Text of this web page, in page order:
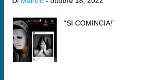
“SI COMINCIA!”